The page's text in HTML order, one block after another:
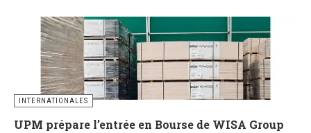
INTERNATIONALES
UPM prépare l’entrée en Bourse de WISA Group